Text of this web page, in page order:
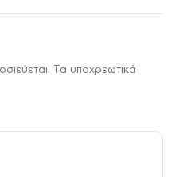
Τα υποχρεωτικά